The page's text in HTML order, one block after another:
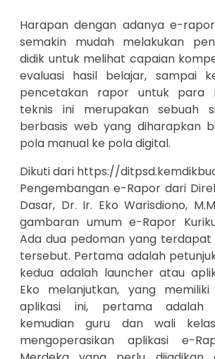
Harapan dengan adanya e-
semakin mudah melakukan
didik untuk melihat capaian
evaluasi hasil belajar, sampai
pencetakan rapor untuk para
teknis ini merupakan sebuah
berbasis web yang diharapkan
pola manual ke pola digital.
Dikuti dari https://
Pengembangan e-Rapor dari
Dasar, Dr. Ir. Eko Warisdiono,
gambaran umum e-Rapor
Ada dua pedoman yang terdapat
tersebut. Pertama adalah
kedua adalah launcher atau
Eko melanjutkan, yang
aplikasi ini, pertama adalah
kemudian guru dan wali
mengoperasikan aplikasi e-